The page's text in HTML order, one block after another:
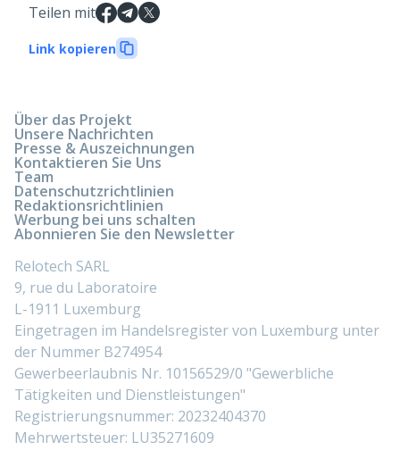
Teilen mit
Link kopieren
Über das Projekt
Unsere Nachrichten
Presse & Auszeichnungen
Kontaktieren Sie Uns
Team
Datenschutzrichtlinien
Redaktionsrichtlinien
Werbung bei uns schalten
Abonnieren Sie den Newsletter
Relotech SARL
9, rue du Laboratoire
L-1911 Luxemburg
Eingetragen im Handelsregister von Luxemburg unter
der Nummer B274954
Gewerbeerlaubnis Nr. 10156529/0 "Gewerbliche
Tätigkeiten und Dienstleistungen"
Registrierungsnummer: 20232404370
Mehrwertsteuer: LU35271609